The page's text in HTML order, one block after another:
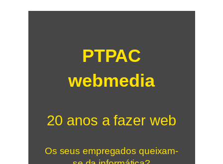
PTPAC
webmedia
20 anos a fazer web
Os seus empregados queixam-